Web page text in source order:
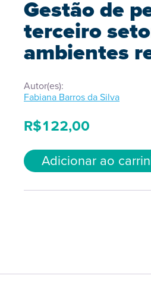
Gestão de
terceiro
ambientes
Autor(es):
Fabiana Barros da Silva
R$122,00
Adicionar ao